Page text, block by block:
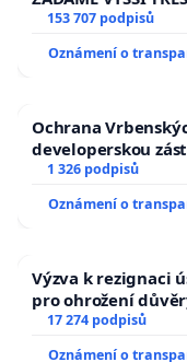
153 707 podpisů
Oznámení o
Ochrana
developerskou
1 326 podpisů
Oznámení o
Výzva k rezignaci
pro ohrožení
17 274 podpisů
Oznámení o